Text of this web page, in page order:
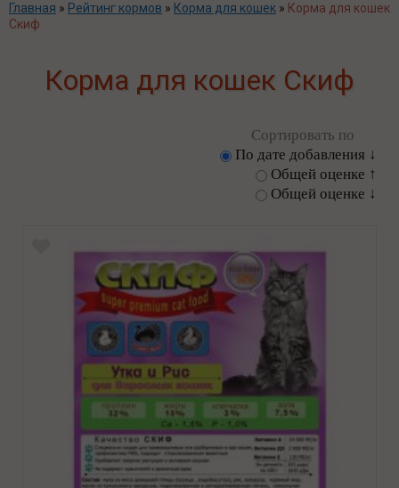
Главная » Рейтинг кормов » Корма для кошек » Корма для кошек
Скиф
Корма для кошек Скиф
Сортировать по
По дате добавления ↓
Общей оценке ↑
Общей оценке ↓